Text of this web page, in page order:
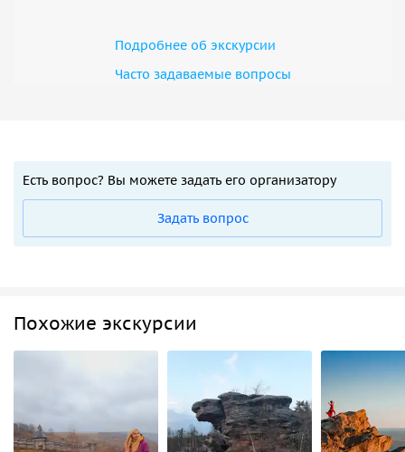
Подробнее об экскурсии
Часто задаваемые вопросы
Есть вопрос? Вы можете задать его организатору
Задать вопрос
Похожие экскурсии